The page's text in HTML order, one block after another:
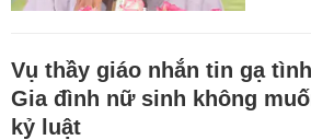
Vụ thầy giáo nhắn tin gạ
Gia đình nữ sinh không
kỷ luật